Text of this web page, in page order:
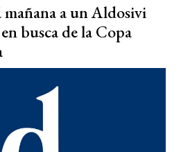
a un Aldosivi
busca de la Copa